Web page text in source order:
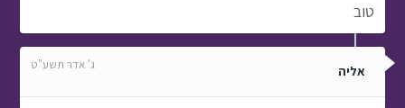
טוב
אליה ג' אדר תשע"ט